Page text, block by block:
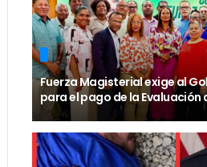
Fuerza Magisterial exige al
para el pago de la Evaluación